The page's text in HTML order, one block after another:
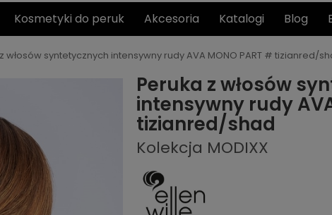
Kosmetyki do peruk Akcesoria Katalogi Blog
włosów syntetycznych intensywny rudy AVA MONO PART # tizianred/
Peruka z włosów
intensywny rudy
tizianred/shad
Kolekcja MODIXX